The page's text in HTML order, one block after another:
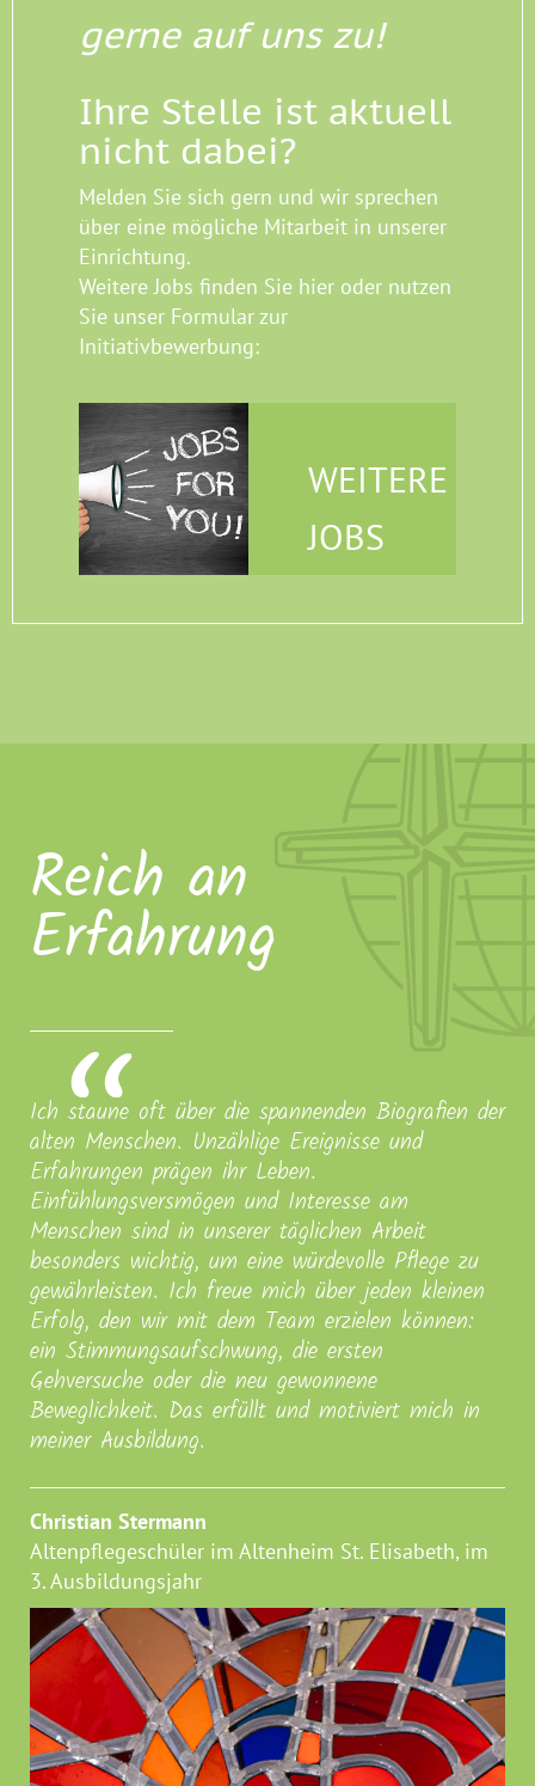
gerne auf uns zu!
Ihre Stelle ist aktuell
nicht dabei?
Melden Sie sich gern und wir sprechen
über eine mögliche Mitarbeit in unserer
Einrichtung.
Weitere Jobs finden Sie hier oder nutzen
Sie unser Formular zur
Initiativbewerbung:
WEITERE
JOBS
Reich an
Erfahrung
Ich staune oft über die spannenden Biografien der
alten Menschen. Unzählige Ereignisse und
Erfahrungen prägen ihr Leben.
Einfühlungsversmögen und Interesse am
Menschen sind in unserer täglichen Arbeit
besonders wichtig, um eine würdevolle Pflege zu
gewährleisten. Ich freue mich über jeden kleinen
Erfolg, den wir mit dem Team erzielen können:
ein Stimmungsaufschwung, die ersten
Gehversuche oder die neu gewonnene
Beweglichkeit. Das erfüllt und motiviert mich in
meiner Ausbildung.
Christian Stermann
Altenpflegeschüler im Altenheim St. Elisabeth, im
3. Ausbildungsjahr